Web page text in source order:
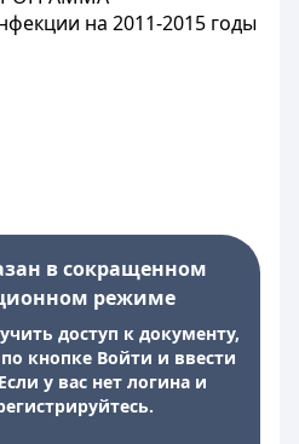
на 2011-2015 годы
в сокращенном
режиме
доступ к документу,
кнопке Войти и ввести
у вас нет логина и